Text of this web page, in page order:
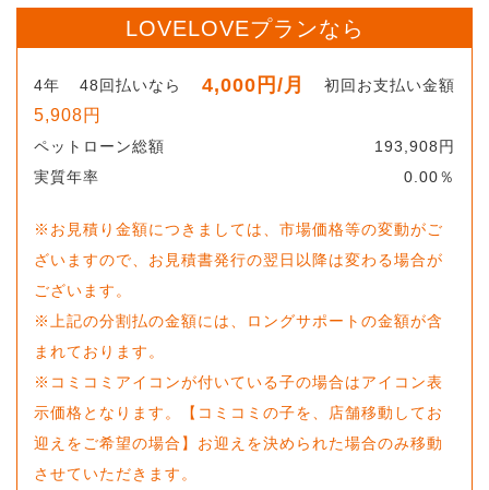
LOVELOVEプランなら
4年 48回払いなら 4,000 円 /月 初回お支払い金額
5,908円
ペットローン総額 193,908円
実質年率
0.00％
※お見積り金額につきましては、市場価格等の変動がご
ざいますので、お見積書発行の翌日以降は変わる場合が
ございます。
※上記の分割払の金額には、ロングサポートの金額が含
まれております。
※コミコミアイコンが付いている子の場合はアイコン表
示価格となります。【コミコミの子を、店舗移動してお
迎えをご希望の場合】お迎えを決められた場合のみ移動
させていただきます。